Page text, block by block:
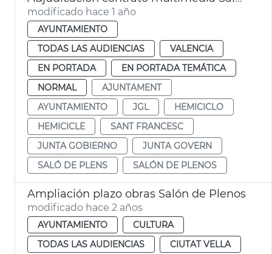
modificado hace 1 año
AYUNTAMIENTO
TODAS LAS AUDIENCIAS
VALENCIA
EN PORTADA
EN PORTADA TEMÁTICA
NORMAL
AJUNTAMENT
AYUNTAMIENTO
JGL
HEMICICLO
HEMICICLE
SANT FRANCESC
JUNTA GOBIERNO
JUNTA GOVERN
SALÓ DE PLENS
SALÓN DE PLENOS
Ampliación plazo obras Salón de Plenos
modificado hace 2 años
AYUNTAMIENTO
CULTURA
TODAS LAS AUDIENCIAS
CIUTAT VELLA